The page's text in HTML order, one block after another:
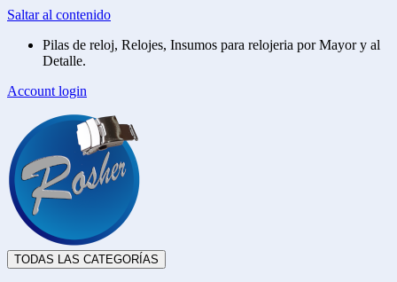
Saltar al contenido
Pilas de reloj, Relojes, Insumos para relojeria por Mayor y al
Detalle.
Account login
TODAS LAS CATEGORÍAS